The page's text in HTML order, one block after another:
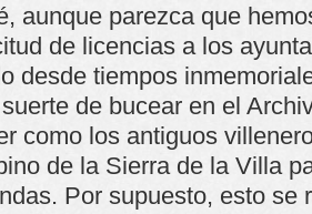
aunque parezca que
de licencias a los
desde tiempos
de bucear en el
como los antiguos
de la Sierra de la Villa
Por supuesto, esto se